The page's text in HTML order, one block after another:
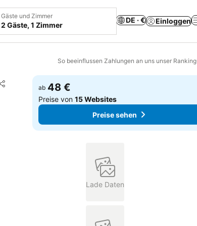
Gäste und Zimmer
2 Gäste, 1 Zimmer
DE · € Einloggen
So beeinflussen Zahlungen an uns unser Ranking
Teilen
Zu Favoriten hinzufügen
ab 48 €
Preise von15 Websites
Preise sehen
Lade Daten